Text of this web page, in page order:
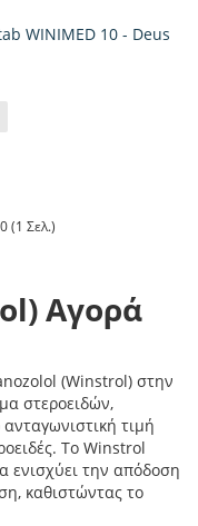
WINIMED 10 - Deus
(1 Σελ.)
Αγορά
(Winstrol) στην
στεροειδών,
τιμή
Το Winstrol
ενισχύει την απόδοση
καθιστώντας το